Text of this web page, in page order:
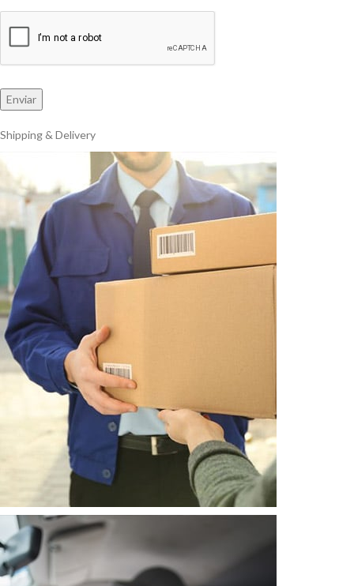
Shipping & Delivery